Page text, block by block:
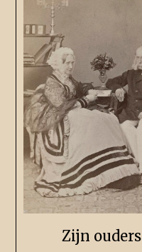
Zijn ouders